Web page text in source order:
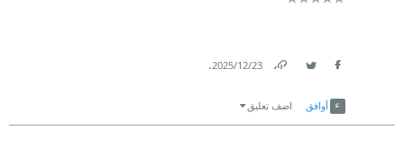
23‏/12‏/2025
.
أوافق اضف تعليق